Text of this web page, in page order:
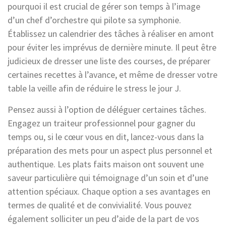
pourquoi il est crucial de gérer son temps à l’image
d’un chef d’orchestre qui pilote sa symphonie.
Établissez un calendrier des tâches à réaliser en amont
pour éviter les imprévus de dernière minute. Il peut être
judicieux de dresser une liste des courses, de préparer
certaines recettes à l’avance, et même de dresser votre
table la veille afin de réduire le stress le jour J.
Pensez aussi à l’option de déléguer certaines tâches.
Engagez un traiteur professionnel pour gagner du
temps ou, si le cœur vous en dit, lancez-vous dans la
préparation des mets pour un aspect plus personnel et
authentique. Les plats faits maison ont souvent une
saveur particulière qui témoignage d’un soin et d’une
attention spéciaux. Chaque option a ses avantages en
termes de qualité et de convivialité. Vous pouvez
également solliciter un peu d’aide de la part de vos